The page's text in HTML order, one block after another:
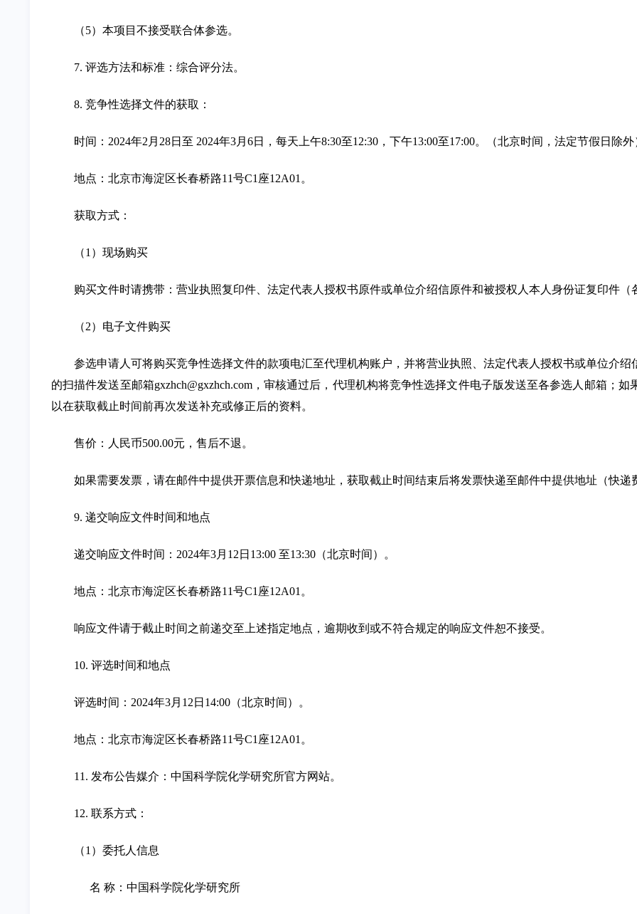
（5）本项目不接受联合体参选。
7. 评选方法和标准：综合评分法。
8. 竞争性选择文件的获取：
时间：2024年2月28日至 2024年3月6日，每天上午8:30至12:30，下午13:00至17:00。（北京时间，法定节假日除外
地点：北京市海淀区长春桥路11号C1座12A01。
获取方式：
（1）现场购买
购买文件时请携带：营业执照复印件、法定代表人授权书原件或单位介绍信原件和被授权人本人身份证复印件（
（2）电子文件购买
参选申请人可将购买竞争性选择文件的款项电汇至代理机构账户，并将营业执照、法定代表人授权书或单位介
的扫描件发送至邮箱gxzhch@gxzhch.com，审核通过后，代理机构将竞争性选择文件电子版发送至各参选人邮箱；
以在获取截止时间前再次发送补充或修正后的资料。
售价：人民币500.00元，售后不退。
如果需要发票，请在邮件中提供开票信息和快递地址，获取截止时间结束后将发票快递至邮件中提供地址（快递
9. 递交响应文件时间和地点
递交响应文件时间：2024年3月12日13:00 至13:30（北京时间）。
地点：北京市海淀区长春桥路11号C1座12A01。
响应文件请于截止时间之前递交至上述指定地点，逾期收到或不符合规定的响应文件恕不接受。
10. 评选时间和地点
评选时间：2024年3月12日14:00（北京时间）。
地点：北京市海淀区长春桥路11号C1座12A01。
11. 发布公告媒介：中国科学院化学研究所官方网站。
12. 联系方式：
（1）委托人信息
名 称：中国科学院化学研究所